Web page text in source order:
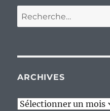
Recherche
pour :
ARCHIVES
Archives